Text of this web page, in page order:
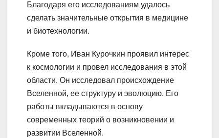
Благодаря его исследованиям удалось
сделать значительные открытия в медицине
и биотехнологии.
Кроме того, Иван Курочкин проявил интерес
к космологии и провел исследования в этой
области. Он исследовал происхождение
Вселенной, ее структуру и эволюцию. Его
работы вкладываются в основу
современных теорий о возникновении и
развитии Вселенной.